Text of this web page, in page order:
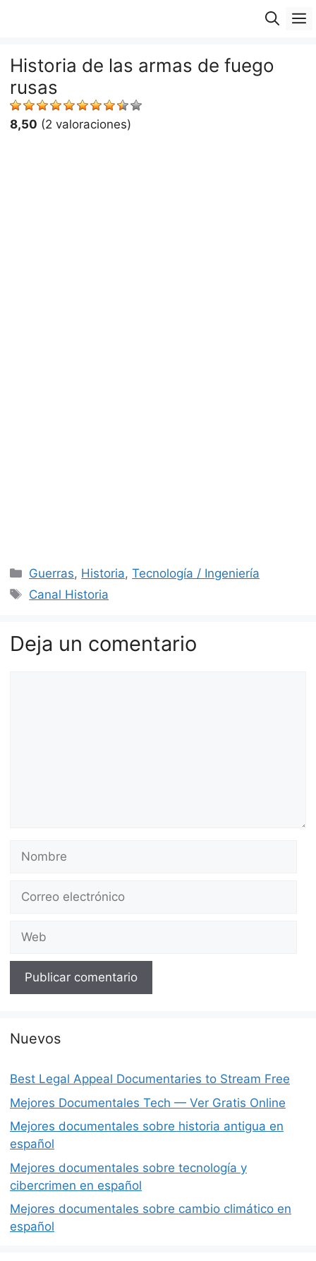
Historia de las armas de fuego
rusas
8,50 (2 valoraciones)
Categorías
Guerras, Historia,Tecnología / Ingeniería
Etiquetas
Canal Historia
Deja un comentario
Nombre
Correo
Web
Nuevos
Best Legal Appeal Documentaries to Stream Free
Mejores Documentales Tech — Ver Gratis Online
Mejores documentales sobre historia antigua en
español
Mejores documentales sobre tecnología y
cibercrimen en español
Mejores documentales sobre cambio climático en
español